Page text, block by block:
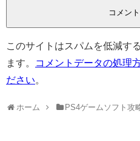
このサイトはスパムを低減す
ます。
コメントデータの処理
ださい。
ホーム PS4ゲームソフト攻